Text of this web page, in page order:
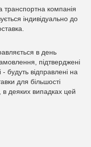
компанія
індивідуально до
в день
підтверджені
- будуть відправлені на
для більшості
деяких випадках цей